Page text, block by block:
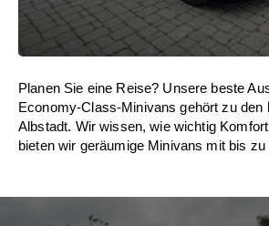
Planen Sie eine Reise? Unsere beste
Economy-Class-Minivans gehört zu den
Albstadt. Wir wissen, wie wichtig
bieten wir geräumige Minivans mit bis zu